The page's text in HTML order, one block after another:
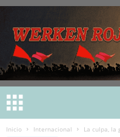
Inicio Internacional La culpa, la